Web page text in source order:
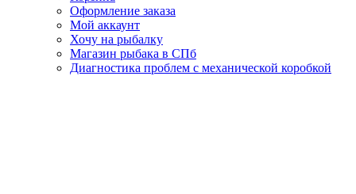
Оформление заказа
Мой аккаунт
Хочу на рыбалку
Магазин рыбака в СПб
Диагностика проблем с механической коробкой